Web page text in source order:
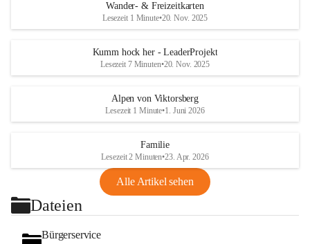
Wander- & Freizeitkarten
Lesezeit 1 Minute•20. Nov. 2025
Kumm hock her - LeaderProjekt
Lesezeit 7 Minuten•20. Nov. 2025
Alpen von Viktorsberg
Lesezeit 1 Minute•1. Juni 2026
Familie
Lesezeit 2 Minuten•23. Apr. 2026
Alle Artikel sehen
Dateien
Bürgerservice